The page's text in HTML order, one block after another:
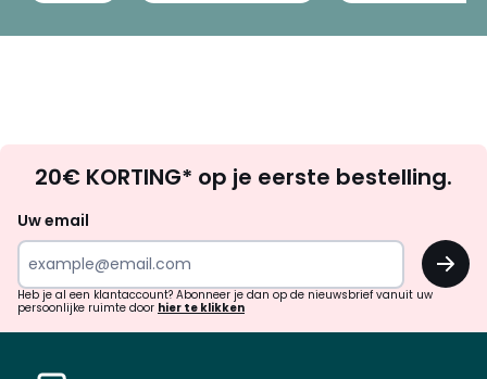
zoek
inspiratie
verrassingen?
20€ KORTING* op je eerste bestelling.
Uw email
OK
Heb je al een klantaccount? Abonneer je dan op de nieuwsbrief vanuit uw
persoonlijke ruimte door hier te klikken